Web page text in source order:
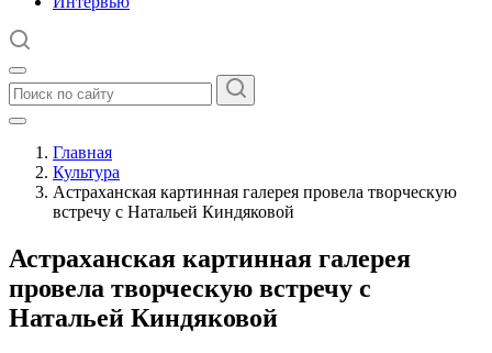
Главная
Культура
Астраханская картинная галерея провела творческую
встречу с Натальей Киндяковой
Астраханская картинная галерея
провела творческую встречу с
Натальей Киндяковой